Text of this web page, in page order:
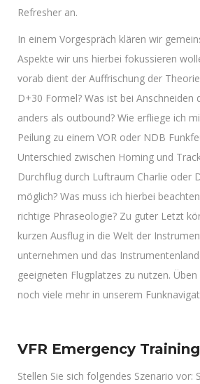
Refresher an.
In einem Vorgespräch klären wir
Aspekte wir uns hierbei fokussieren
vorab dient der Auffrischung der
D+30 Formel? Was ist bei Anschneiden
anders als outbound? Wie erfliege ich
Peilung zu einem VOR oder NDB
Unterschied zwischen Homing und
Durchflug durch Luftraum Charlie oder
möglich? Was muss ich hierbei
richtige Phraseologie? Zu guter Letzt
kurzen Ausflug in die Welt der
unternehmen und das
geeigneten Flugplatzes zu nutzen.
noch viele mehr in unserem
VFR Emergency Training
Stellen Sie sich folgendes Szenario vor: